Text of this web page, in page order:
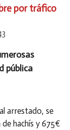
por tráfico
pública
arrestado, se
hachís y 675€